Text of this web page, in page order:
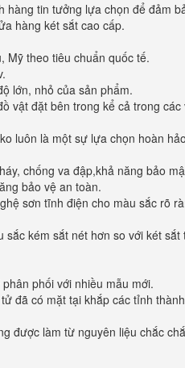
hàng tin tưởng lựa chọn để đảm
hàng két sắt cao cấp.
Mỹ theo tiêu chuẩn quốc tế.
lớn, nhỏ của sản phẩm.
vật đặt bên trong kể cả trong các
luôn là một sự lựa chọn hoàn
chống va đập,khả năng bảo
bảo vệ an toàn.
sơn tĩnh điện cho màu sắc rõ
kém sắt nét hơn so với két sắt
phối với nhiều mẫu mới.
đã có mặt tại khắp các tỉnh
được làm từ nguyên liệu chắc